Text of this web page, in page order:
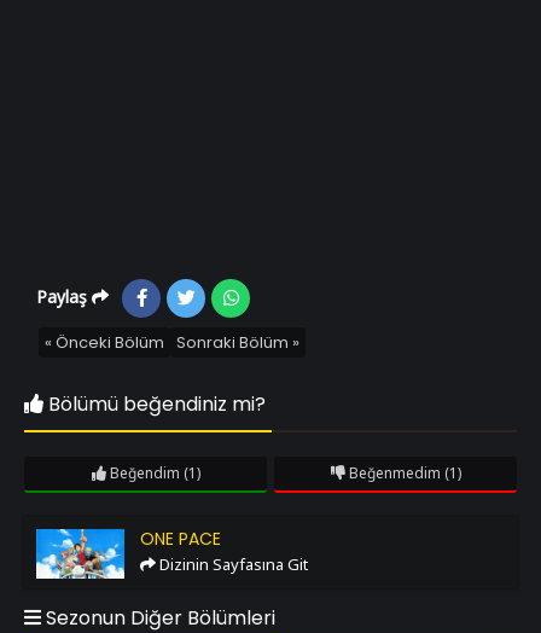
Paylaş
« Önceki Bölüm Sonraki Bölüm »
Bölümü beğendiniz mi?
Beğendim (1) Beğenmedim (1)
One Pace ONE PACE
Dizinin Sayfasına Git
Sezonun Diğer Bölümleri